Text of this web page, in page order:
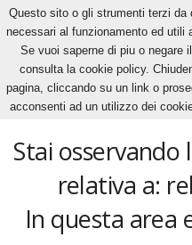
Home Tags Rebuilding team
rebuilding team
Stai
relativa a:
In questa area
Questo sito o gli strumenti terzi
necessari al funzionamento ed utili
Se vuoi saperne di piu o negare
consulta la cookie policy.
pagina, cliccando su un link o
acconsenti ad un utilizzo dei